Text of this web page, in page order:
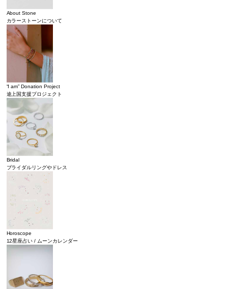
About Stone
カラーストーンについて
“I am” Donation Project
途上国支援プロジェクト
Bridal
ブライダルリングやドレス
Horoscope
12星座占い / ムーンカレンダー